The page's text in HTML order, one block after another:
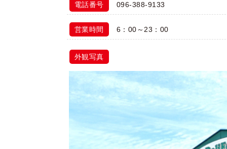
電話番号 096-388-9133
営業時間 6：00～23：00
外観写真